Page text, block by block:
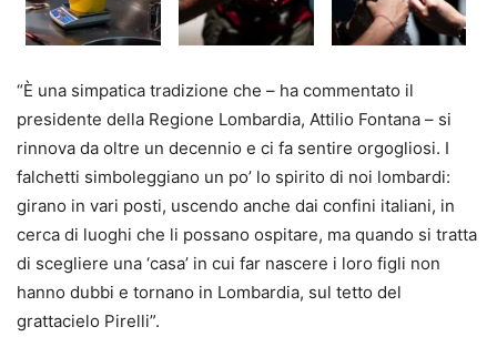
“È una simpatica tradizione che – ha commentato il
presidente della Regione Lombardia, Attilio Fontana – si
rinnova da oltre un decennio e ci fa sentire orgogliosi. I
falchetti simboleggiano un po’ lo spirito di noi lombardi:
girano in vari posti, uscendo anche dai confini italiani, in
cerca di luoghi che li possano ospitare, ma quando si tratta
di scegliere una ‘casa’ in cui far nascere i loro figli non
hanno dubbi e tornano in Lombardia, sul tetto del
grattacielo Pirelli”.